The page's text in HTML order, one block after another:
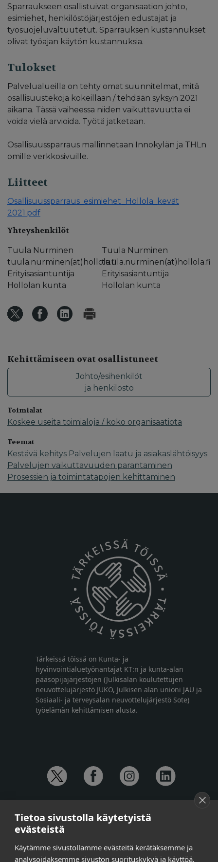
Sparraukseen osallistuivat organisaation johto,
esimiehet, henkilöstöjärjestöjen edustajat ja
työsuojeluvaltuutetut. Sparrauksen kustannukset
olivat työajan käytön kustannuksia.
Tulokset
Palvelualueilla on tehty omat suunnitelmat, mitä
osallisuustekoja kokeillaan / tehdään syksyn 2021
aikana. Tässä vaiheessa niiden vaikuttavuutta ei
voida vielä arvioida. Työtä jatketaan.
Osallisuussparraus mallinnetaan Innokylän ja THLn
omille verkkosivuille.
Liitteet
Osallisuussparraus_esimiehet_Hollola_kevät
2021.pdf
Yhteyshenkilöt
Tuula Nurminen
tuula.nurminen(ät)hollola.fi
Erityisasiantuntija
Hollolan kunta
Tuula Nurminen
tuula.nurminen(ät)hollola.fi
Erityisasiantuntija
Hollolan kunta
Kehittämiseen ovat osallistuneet
Johto/esihenkilöt
ja henkilöstö
Toimialat
Koskee useita toimialoja / koko organisaatiota
Teemat
Kestävä kehitys Palvelujen laatu ja asiakaslähtöisyys
Palvelujen vaikuttavuuden parantaminen
Prosessien ja toimintatapojen kehittäminen
Tärkeissä töissä on Kunta- ja
hyvinvointialuetyönantajat KT:n ja kunta-alan
pääsopijajärjestöjen (Julkisalan koulutettujen
neuvottelujärjestö JUKO, Julkisen alan unioni JAU ja
Sosiaali- ja terveysalan neuvottelujärjestö Sote)
työelämän kehittämisen alusta.
Anna-Mari Jaanu, kehittämispäällikkö,
puh. +358 50 572 4620
Henna Honkalo,
viestintäpäällikkö,
puh. +358 50 479 6618
Tietoa sivustolla käytetyistä
evästeistä
Käytämme sivustollamme evästeitä kerätäksemme ja
analysoidaksemme sivuston suorituskykyä ja käyttöä,